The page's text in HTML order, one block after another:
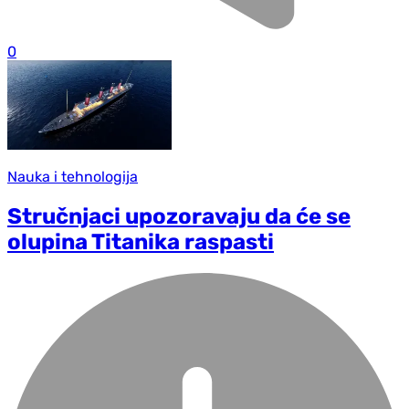
0
Nauka i tehnologija
Stručnjaci upozoravaju da će se
olupina Titanika raspasti